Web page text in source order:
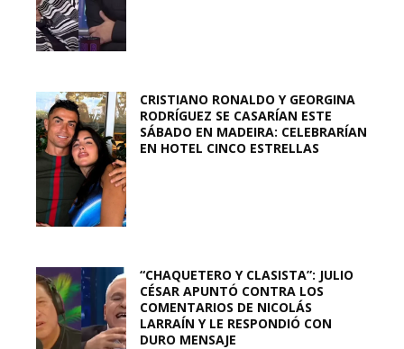
CRISTIANO RONALDO Y GEORGINA
RODRÍGUEZ SE CASARÍAN ESTE
SÁBADO EN MADEIRA: CELEBRARÍAN
EN HOTEL CINCO ESTRELLAS
“CHAQUETERO Y CLASISTA”: JULIO
CÉSAR APUNTÓ CONTRA LOS
COMENTARIOS DE NICOLÁS
LARRAÍN Y LE RESPONDIÓ CON
DURO MENSAJE